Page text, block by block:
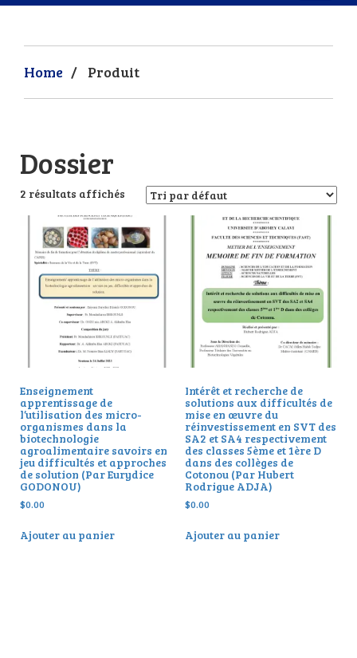
Home / Produit
Dossier
2 résultats affichés
Enseignement
apprentissage de
l’utilisation des micro-
organismes dans la
biotechnologie
agroalimentaire savoirs en
jeu difficultés et approches
de solution (Par Eurydice
GODONOU)
$0.00
Ajouter au panier
Intérêt et recherche de
solutions aux difficultés de
mise en œuvre du
réinvestissement en SVT des
SA2 et SA4 respectivement
des classes 5ème et 1ère D
dans des collèges de
Cotonou (Par Hubert
Rodrigue ADJA)
$0.00
Ajouter au panier